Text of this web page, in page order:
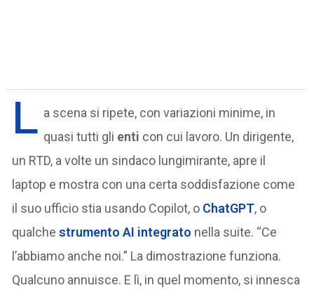
L a scena si ripete, con variazioni minime, in
quasi tutti gli enti con cui lavoro. Un dirigente,
un RTD, a volte un sindaco lungimirante, apre il
laptop e mostra con una certa soddisfazione come
il suo ufficio stia usando Copilot, o ChatGPT, o
qualchestrumento AI integrato nella suite. “Ce
l’abbiamo anche noi.” La dimostrazione funziona.
Qualcuno annuisce. E lì, in quel momento, si innesca